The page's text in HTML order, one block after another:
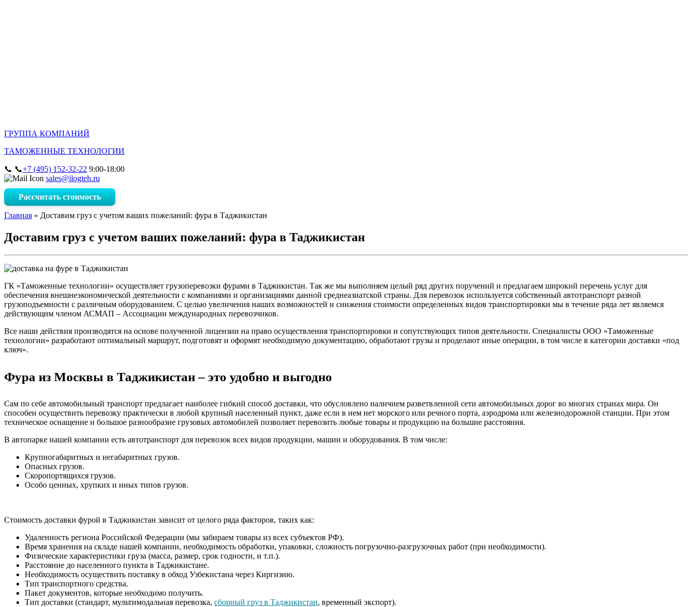
ГРУППА КОМПАНИЙ
ТАМОЖЕННЫЕ ТЕХНОЛОГИИ
📞+7 (495) 152-32-22 9:00-18:00
sales@ilogteh.ru
Рассчитать стоимость
Главная » Доставим груз с учетом ваших пожеланий: фура в Таджикистан
Доставим груз с учетом ваших пожеланий: фура в Таджикистан
ГК «Таможенные технологии» осуществляет грузоперевозки фурами в Таджикистан. Так же мы выполняем целый ряд других поручений и предлагаем широкий перечень услуг для
обеспечения внешнеэкономической деятельности с компаниями и организациями данной среднеазиатской страны. Для перевозок используется собственный автотранспорт разной
грузоподъемности с различным оборудованием. С целью увеличения наших возможностей и снижения стоимости определенных видов транспортировки мы в течение ряда лет являемся
действующим членом АСМАП – Ассоциации международных перевозчиков.
Все наши действия производятся на основе полученной лицензии на право осуществления транспортировки и сопутствующих типов деятельности. Специалисты ООО «Таможенные
технологии» разработают оптимальный маршрут, подготовят и оформят необходимую документацию, обработают грузы и проделают иные операции, в том числе в категории доставки «под
ключ».
Фура из Москвы в Таджикистан – это удобно и выгодно
Сам по себе автомобильный транспорт предлагает наиболее гибкий способ доставки, что обусловлено наличием разветвленной сети автомобильных дорог во многих странах мира. Он
способен осуществить перевозку практически в любой крупный населенный пункт, даже если в нем нет морского или речного порта, аэродрома или железнодорожной станции. При этом
техническое оснащение и большое разнообразие грузовых автомобилей позволяет перевозить любые товары и продукцию на большие расстояния.
В автопарке нашей компании есть автотранспорт для перевозок всех видов продукции, машин и оборудования. В том числе:
Крупногабаритных и негабаритных грузов.
Опасных грузов.
Скоропортящихся грузов.
Особо ценных, хрупких и иных типов грузов.
Стоимость доставки фурой в Таджикистан зависит от целого ряда факторов, таких как:
Удаленность региона Российской Федерации (мы забираем товары из всех субъектов РФ).
Время хранения на складе нашей компании, необходимость обработки, упаковки, сложность погрузочно-разгрузочных работ (при необходимости).
Физические характеристики груза (масса, размер, срок годности, и т.п.).
Расстояние до населенного пункта в Таджикистане.
Необходимость осуществить поставку в обход Узбекистана через Киргизию.
Тип транспортного средства.
Пакет документов, которые необходимо получить.
Тип доставки (стандарт, мультимодальная перевозка, сборный груз в Таджикистан, временный экспорт).